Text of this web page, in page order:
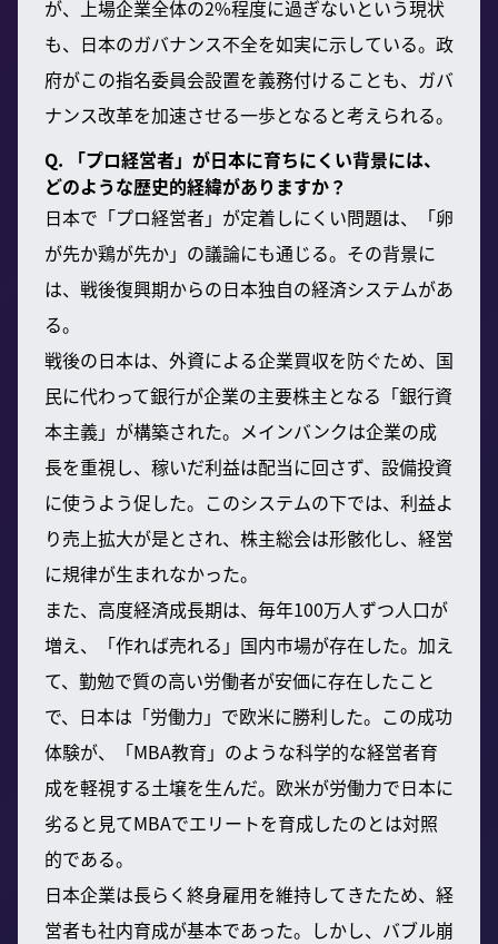
が、上場企業全体の2%程度に過ぎないという現状
も、日本のガバナンス不全を如実に示している。政
府がこの指名委員会設置を義務付けることも、ガバ
ナンス改革を加速させる一歩となると考えられる。
Q. 「プロ経営者」が日本に育ちにくい背景には、
どのような歴史的経緯がありますか？
日本で「プロ経営者」が定着しにくい問題は、「卵
が先か鶏が先か」の議論にも通じる。その背景に
は、戦後復興期からの日本独自の経済システムがあ
る。
戦後の日本は、外資による企業買収を防ぐため、国
民に代わって銀行が企業の主要株主となる「銀行資
本主義」が構築された。メインバンクは企業の成
長を重視し、稼いだ利益は配当に回さず、設備投資
に使うよう促した。このシステムの下では、利益よ
り売上拡大が是とされ、株主総会は形骸化し、経営
に規律が生まれなかった。
また、高度経済成長期は、毎年100万人ずつ人口が
増え、「作れば売れる」国内市場が存在した。加え
て、勤勉で質の高い労働者が安価に存在したこと
で、日本は「労働力」で欧米に勝利した。この成功
体験が、「MBA教育」のような科学的な経営者育
成を軽視する土壌を生んだ。欧米が労働力で日本に
劣ると見てMBAでエリートを育成したのとは対照
的である。
日本企業は長らく終身雇用を維持してきたため、経
営者も社内育成が基本であった。しかし、バブル崩